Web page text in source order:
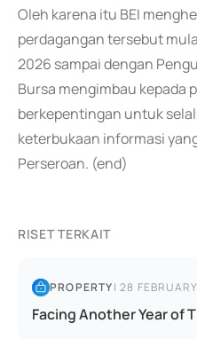
Oleh karena itu BEI
perdagangan tersebut
2026 sampai dengan
Bursa mengimbau kepada
berkepentingan untuk
keterbukaan informasi
Perseroan. (end)
RISET TERKAIT
PROPERTY|28
Facing Another Year of